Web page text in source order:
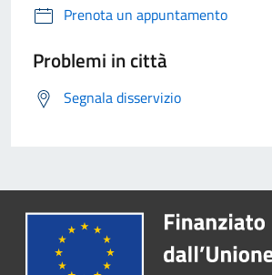
Prenota un appuntamento
Problemi in città
Segnala disservizio